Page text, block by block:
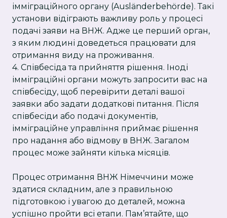
імміграційного органу (Ausländerbehörde). Такі
установи відіграють важливу роль у процесі
подачі заяви на ВНЖ. Адже це перший орган,
з яким людині доведеться працювати для
отримання виду на проживання.
4. Співбесіда та прийняття рішення. Іноді
імміграційні органи можуть запросити вас на
співбесіду, щоб перевірити деталі вашої
заявки або задати додаткові питання. Після
співбесіди або подачі документів,
імміграційне управління приймає рішення
про надання або відмову в ВНЖ. Загалом
процес може зайняти кілька місяців.
Процес отримання ВНЖ Німеччини може
здатися складним, але з правильною
підготовкою і увагою до деталей, можна
успішно пройти всі етапи. Пам’ятайте, що